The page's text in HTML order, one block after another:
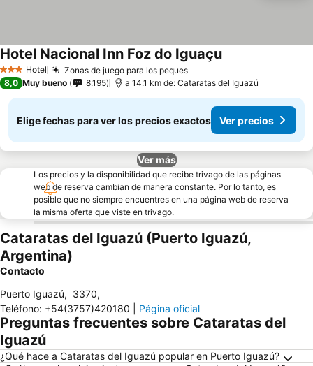
3 Estrellas
Hotel Zonas de juego para los peques
Hotel Nacional Inn Foz do Iguaçu
8,0 Muy bueno 8.195 a 14.1 km de: Cataratas del Iguazú
Elige fechas para ver los precios exactos Ver precios
Ver más
Los precios y la disponibilidad que recibe trivago de las páginas
web de reserva cambian de manera constante. Por lo tanto, es
posible que no siempre encuentres en una página web de reserva
la misma oferta que viste en trivago.
Cataratas del Iguazú (Puerto Iguazú,
Argentina)
Contacto
Puerto Iguazú, 3370,
Teléfono: +54(3757)420180 Página oficial
Preguntas frecuentes sobre Cataratas del
Iguazú
¿Qué hace a Cataratas del Iguazú popular en Puerto Iguazú?